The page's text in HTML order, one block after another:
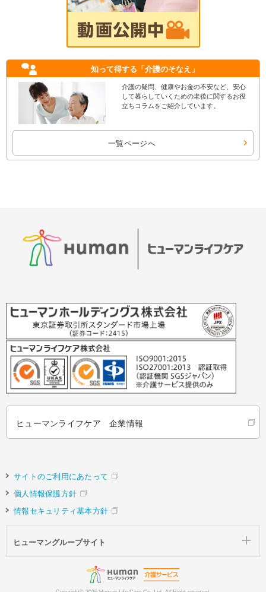
知って得する 「介護のそなえ」
介護の疑問、健康やお金の不安など、安心
して暮らしていくための老後に関するお役
立ちコラムをご紹介しています。
一覧ページへ
ヒューマンライフケア 企業情報
サイトのご利用にあたって
個人情報保護方針
情報セキュリティ基本方針
ヒューマングループサイト